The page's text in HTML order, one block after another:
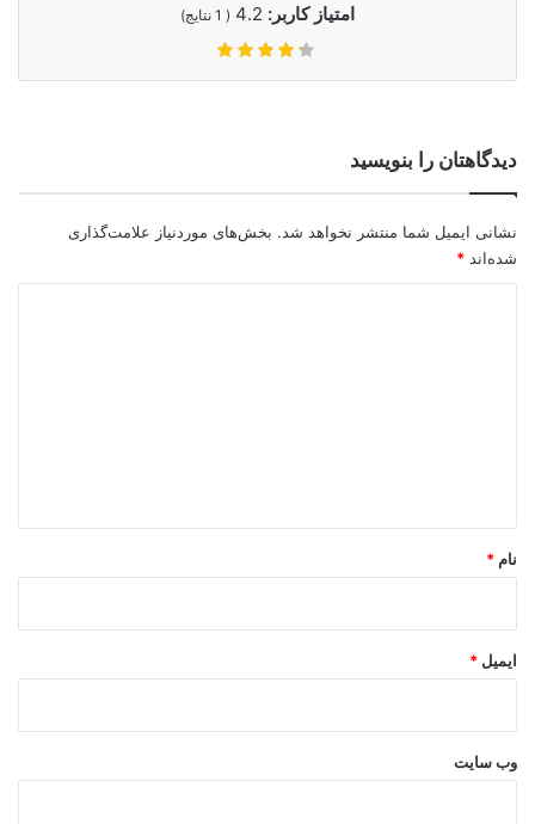
امتیاز کاربر: 4.2
(
1 نتایج)
دیدگاهتان را بنویسید
نشانی ایمیل شما منتشر نخواهد شد. بخش‌های موردنیاز علامت‌گذاری
شده‌اند *
نام *
ایمیل *
وب‌ سایت